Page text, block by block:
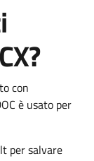
con
è usato per
per salvare